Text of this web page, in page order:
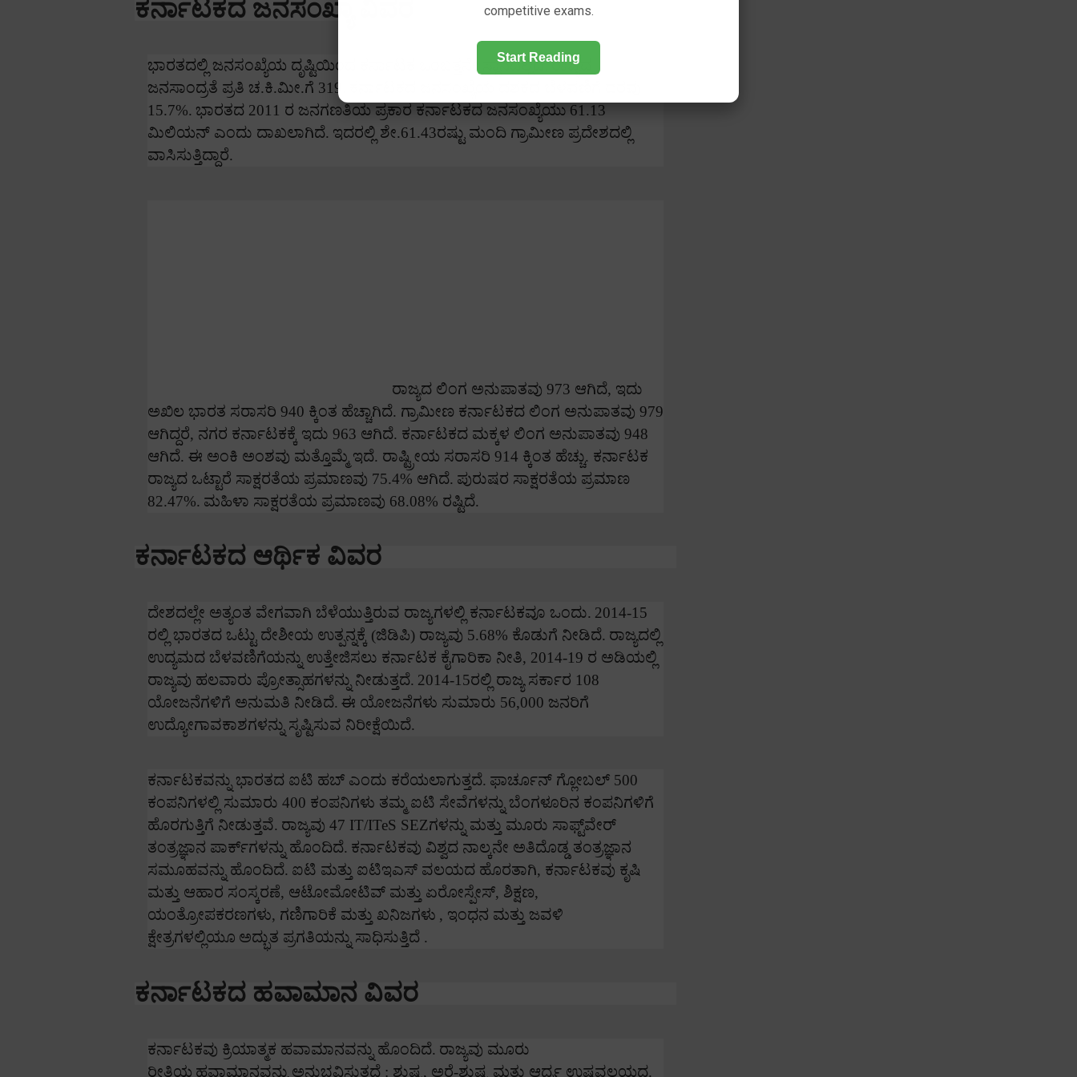
ಕರ್ನಾಟಕದ ಜನಸಂಖ್ಯಾ ವಿವರ
ಭಾರತದಲ್ಲಿ ಜನಸಂಖ್ಯೆಯ ದೃಷ್ಟಿಯಿಂದ ಕರ್ನಾಟಕ ಒಂಬತ್ತನೇ ಸ್ಥಾನದಲ್ಲಿದೆ.ರಾಜ್ಯದ
ಜನಸಾಂದ್ರತೆ ಪ್ರತಿ ಚ.ಕಿ.ಮೀ.ಗೆ 319.
15.7%. ಭಾರತದ 2011 ರ ಜನಗಣತಿಯ ಪ್ರಕಾರ ಕರ್ನಾಟಕದ ಜನಸಂಖ್ಯೆಯು 61.13
ಮಿಲಿಯನ್ ಎಂದು ದಾಖಲಾಗಿದೆ. ಇದರಲ್ಲಿ ಶೇ.61.43ರಷ್ಟು ಮಂದಿ ಗ್ರಾಮೀಣ ಪ್ರದೇಶದಲ್ಲಿ
ವಾಸಿಸುತ್ತಿದ್ದಾರೆ.
ರಾಜ್ಯದ ಲಿಂಗ ಅನುಪಾತವು 973 ಆಗಿದೆ, ಇದು
ಅಖಿಲ ಭಾರತ ಸರಾಸರಿ 940 ಕ್ಕಿಂತ ಹೆಚ್ಚಾಗಿದೆ. ಗ್ರಾಮೀಣ ಕರ್ನಾಟಕದ ಲಿಂಗ ಅನುಪಾತವು 979
ಆಗಿದ್ದರೆ, ನಗರ ಕರ್ನಾಟಕಕ್ಕೆ ಇದು 963 ಆಗಿದೆ. ಕರ್ನಾಟಕದ ಮಕ್ಕಳ ಲಿಂಗ ಅನುಪಾತವು 948
ಆಗಿದೆ. ಈ ಅಂಕಿ ಅಂಶವು ಮತ್ತೊಮ್ಮೆ ಇದೆ. ರಾಷ್ಟ್ರೀಯ ಸರಾಸರಿ 914 ಕ್ಕಿಂತ ಹೆಚ್ಚು. ಕರ್ನಾಟಕ
ರಾಜ್ಯದ ಒಟ್ಟಾರೆ ಸಾಕ್ಷರತೆಯ ಪ್ರಮಾಣವು 75.4% ಆಗಿದೆ. ಪುರುಷರ ಸಾಕ್ಷರತೆಯ ಪ್ರಮಾಣ
82.47%. ಮಹಿಳಾ ಸಾಕ್ಷರತೆಯ ಪ್ರಮಾಣವು 68.08% ರಷ್ಟಿದೆ.
ಕರ್ನಾಟಕದ ಆರ್ಥಿಕ ವಿವರ
ದೇಶದಲ್ಲೇ ಅತ್ಯಂತ ವೇಗವಾಗಿ ಬೆಳೆಯುತ್ತಿರುವ ರಾಜ್ಯಗಳಲ್ಲಿ ಕರ್ನಾಟಕವೂ ಒಂದು. 2014-15
ರಲ್ಲಿ ಭಾರತದ ಒಟ್ಟು ದೇಶೀಯ ಉತ್ಪನ್ನಕ್ಕೆ (ಜಿಡಿಪಿ) ರಾಜ್ಯವು 5.68% ಕೊಡುಗೆ ನೀಡಿದೆ. ರಾಜ್ಯದಲ್ಲಿ
ಉದ್ಯಮದ ಬೆಳವಣಿಗೆಯನ್ನು ಉತ್ತೇಜಿಸಲು ಕರ್ನಾಟಕ ಕೈಗಾರಿಕಾ ನೀತಿ, 2014-19 ರ ಅಡಿಯಲ್ಲಿ
ರಾಜ್ಯವು ಹಲವಾರು ಪ್ರೋತ್ಸಾಹಗಳನ್ನು ನೀಡುತ್ತದೆ. 2014-15ರಲ್ಲಿ ರಾಜ್ಯ ಸರ್ಕಾರ 108
ಯೋಜನೆಗಳಿಗೆ ಅನುಮತಿ ನೀಡಿದೆ. ಈ ಯೋಜನೆಗಳು ಸುಮಾರು 56,000 ಜನರಿಗೆ
ಉದ್ಯೋಗಾವಕಾಶಗಳನ್ನು ಸೃಷ್ಟಿಸುವ ನಿರೀಕ್ಷೆಯಿದೆ.
ಕರ್ನಾಟಕವನ್ನು ಭಾರತದ ಐಟಿ ಹಬ್ ಎಂದು ಕರೆಯಲಾಗುತ್ತದೆ. ಫಾರ್ಚೂನ್ ಗ್ಲೋಬಲ್ 500
ಕಂಪನಿಗಳಲ್ಲಿ ಸುಮಾರು 400 ಕಂಪನಿಗಳು ತಮ್ಮ ಐಟಿ ಸೇವೆಗಳನ್ನು ಬೆಂಗಳೂರಿನ ಕಂಪನಿಗಳಿಗೆ
ಹೊರಗುತ್ತಿಗೆ ನೀಡುತ್ತವೆ. ರಾಜ್ಯವು 47 IT/ITeS SEZಗಳನ್ನು ಮತ್ತು ಮೂರು ಸಾಫ್ಟ್‌ವೇರ್
ತಂತ್ರಜ್ಞಾನ ಪಾರ್ಕ್‌ಗಳನ್ನು ಹೊಂದಿದೆ. ಕರ್ನಾಟಕವು ವಿಶ್ವದ ನಾಲ್ಕನೇ ಅತಿದೊಡ್ಡ ತಂತ್ರಜ್ಞಾನ
ಸಮೂಹವನ್ನು ಹೊಂದಿದೆ. ಐಟಿ ಮತ್ತು ಐಟಿಇಎಸ್ ವಲಯದ ಹೊರತಾಗಿ, ಕರ್ನಾಟಕವು ಕೃಷಿ
ಮತ್ತು ಆಹಾರ ಸಂಸ್ಕರಣೆ, ಆಟೋಮೋಟಿವ್ ಮತ್ತು ಏರೋಸ್ಪೇಸ್, ಶಿಕ್ಷಣ,
ಯಂತ್ರೋಪಕರಣಗಳು, ಗಣಿಗಾರಿಕೆ ಮತ್ತು ಖನಿಜಗಳು , ಇಂಧನ ಮತ್ತು ಜವಳಿ
ಕ್ಷೇತ್ರಗಳಲ್ಲಿಯೂ ಅದ್ಭುತ ಪ್ರಗತಿಯನ್ನು ಸಾಧಿಸುತ್ತಿದೆ .
ಕರ್ನಾಟಕದ ಹವಾಮಾನ ವಿವರ
ಕರ್ನಾಟಕವು ಕ್ರಿಯಾತ್ಮಕ ಹವಾಮಾನವನ್ನು ಹೊಂದಿದೆ. ರಾಜ್ಯವು ಮೂರು
ರೀತಿಯ ಹವಾಮಾನವನ್ನು ಅನುಭವಿಸುತ್ತದೆ : ಶುಷ್ಕ , ಅರೆ-ಶುಷ್ಕ ಮತ್ತು ಆರ್ದ್ರ ಉಷ್ಣವಲಯದ.
competitive exams.
Start Reading